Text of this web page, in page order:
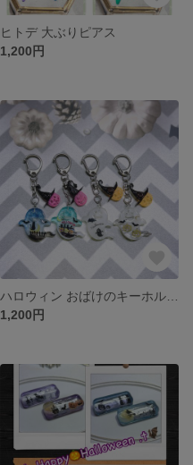
ヒトデ 大ぶりピアス
1,200円
1,200円